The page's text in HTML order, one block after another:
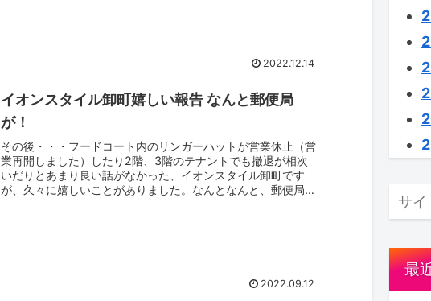
2022.12.14
イオンスタイル卸町嬉しい報告 なんと郵便局
が！
その後・・・フードコート内のリンガーハットが営業休止（営
業再開しました）したり2階、3階のテナントでも撤退が相次
いだりとあまり良い話がなかった、イオンスタイル卸町です
が、久々に嬉しいことがありました。なんとなんと、郵便局が
2022.09.12
最